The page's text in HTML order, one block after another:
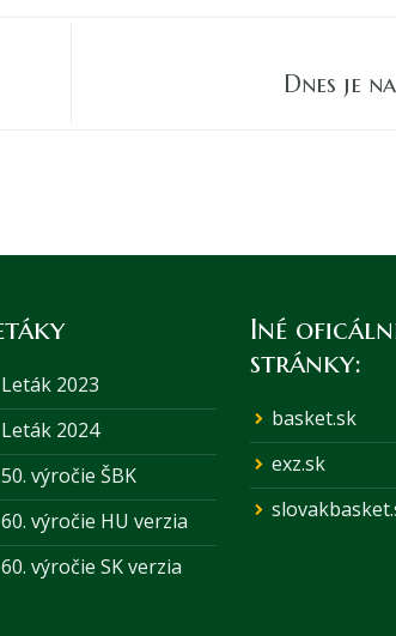
Dnes je
Leták 2023
Leták 2024
50. výročie ŠBK
60. výročie HU verzia
60. výročie SK verzia
Iné
stránky:
basket.sk
exz.sk